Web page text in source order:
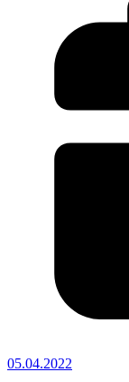
05.04.2022